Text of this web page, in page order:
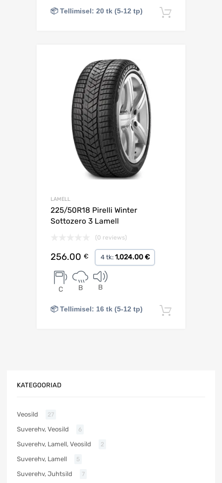
📦 Tellimisel: 20 tk (5-12 tp)
LAMELL
225/50R18 Pirelli Winter
Sottozero 3 Lamell
(0 reviews)
256.00 € 4 tk: 1,024.00 €
C B B
📦 Tellimisel: 16 tk (5-12 tp)
KATEGOORIAD
Veosild 27
Suverehv, Veosild 6
Suverehv, Lamell, Veosild 2
Suverehv, Lamell 5
Suverehv, Juhtsild 7